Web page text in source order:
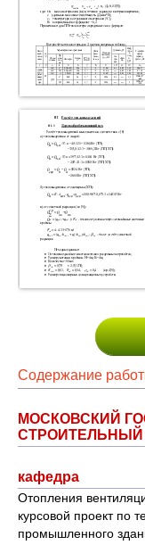
Содержание
МОСКОВСКИЙ
СТРОИТЕЛЬНЫЙ
кафедра
Отопления
курсовой проект по
промышленного